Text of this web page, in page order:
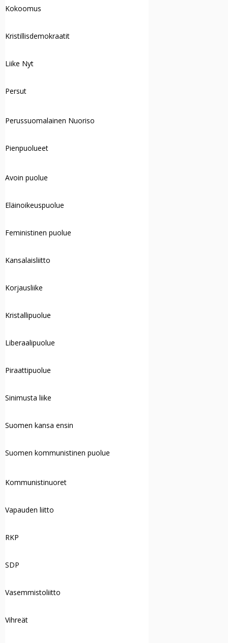
Kokoomus
Kristillisdemokraatit
Liike Nyt
Persut
Perussuomalainen Nuoriso
Pienpuolueet
Avoin puolue
Eläinoikeuspuolue
Feministinen puolue
Kansalaisliitto
Korjausliike
Kristallipuolue
Liberaalipuolue
Piraattipuolue
Sinimusta liike
Suomen kansa ensin
Suomen kommunistinen puolue
Kommunistinuoret
Vapauden liitto
RKP
SDP
Vasemmistoliitto
Vihreät